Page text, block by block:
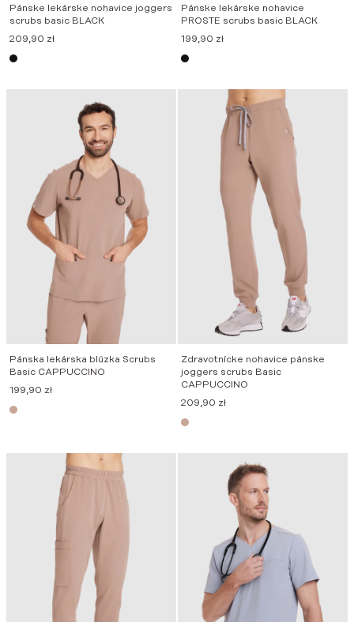
Pánske lekárske nohavice joggers
scrubs basic BLACK
209,90 zł
Pánske lekárske nohavice
PROSTE scrubs basic BLACK
199,90 zł
Pánska lekárska blúzka Scrubs
Basic CAPPUCCINO
199,90 zł
Zdravotnícke nohavice pánske
joggers scrubs Basic
CAPPUCCINO
209,90 zł